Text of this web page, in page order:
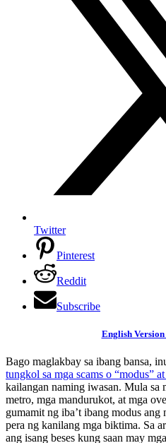
Twitter
Pinterest
Reddit
Subscribe
English
Bago maglakbay sa ibang bansa,
tungkol sa mga scams o “modus”
kailangan naming iwasan. Mula sa
metro, mga mandurukot, at mga
gumamit ng iba’t ibang modus
pera ng kanilang mga biktima. Sa
ang isang beses kung saan may